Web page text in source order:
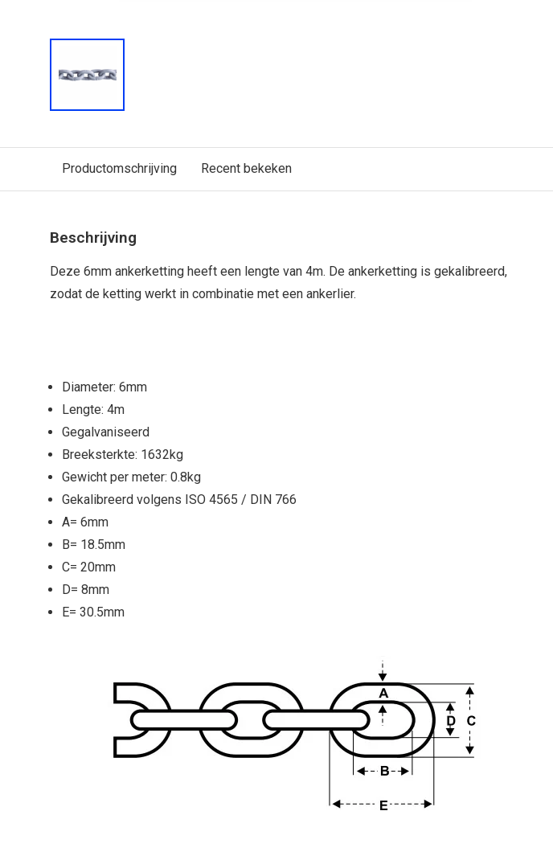
Productomschrijving Recent bekeken
Beschrijving
Deze 6mm ankerketting heeft een lengte van 4m. De ankerketting is gekalibreerd,
zodat de ketting werkt in combinatie met een ankerlier.
Diameter: 6mm
Lengte: 4m
Gegalvaniseerd
Breeksterkte: 1632kg
Gewicht per meter: 0.8kg
Gekalibreerd volgens ISO 4565 / DIN 766
A= 6mm
B= 18.5mm
C= 20mm
D= 8mm
E= 30.5mm